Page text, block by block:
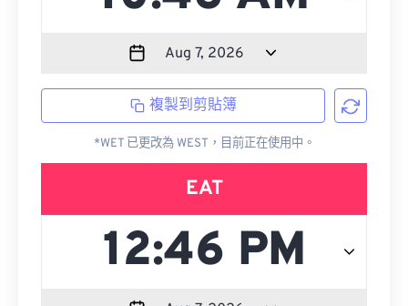
複製到剪貼簿
*WET 已更改為 WEST，目前正在使用中。
EAT